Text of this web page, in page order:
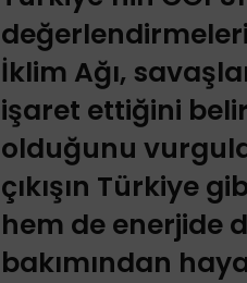
İklim Ağı,
işaret ettiğini
olduğunu
çıkışın Türkiye
hem de enerjide
bakımından